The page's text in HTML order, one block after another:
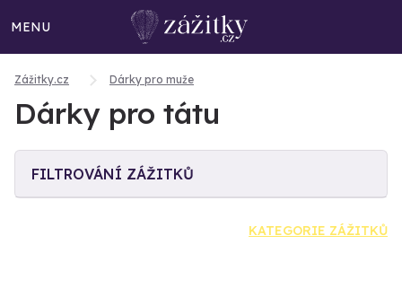
MENU
Zážitky.cz Dárky pro muže
Dárky pro tátu
FILTROVÁNÍ ZÁŽITKŮ
KATEGORIE ZÁŽITKŮ